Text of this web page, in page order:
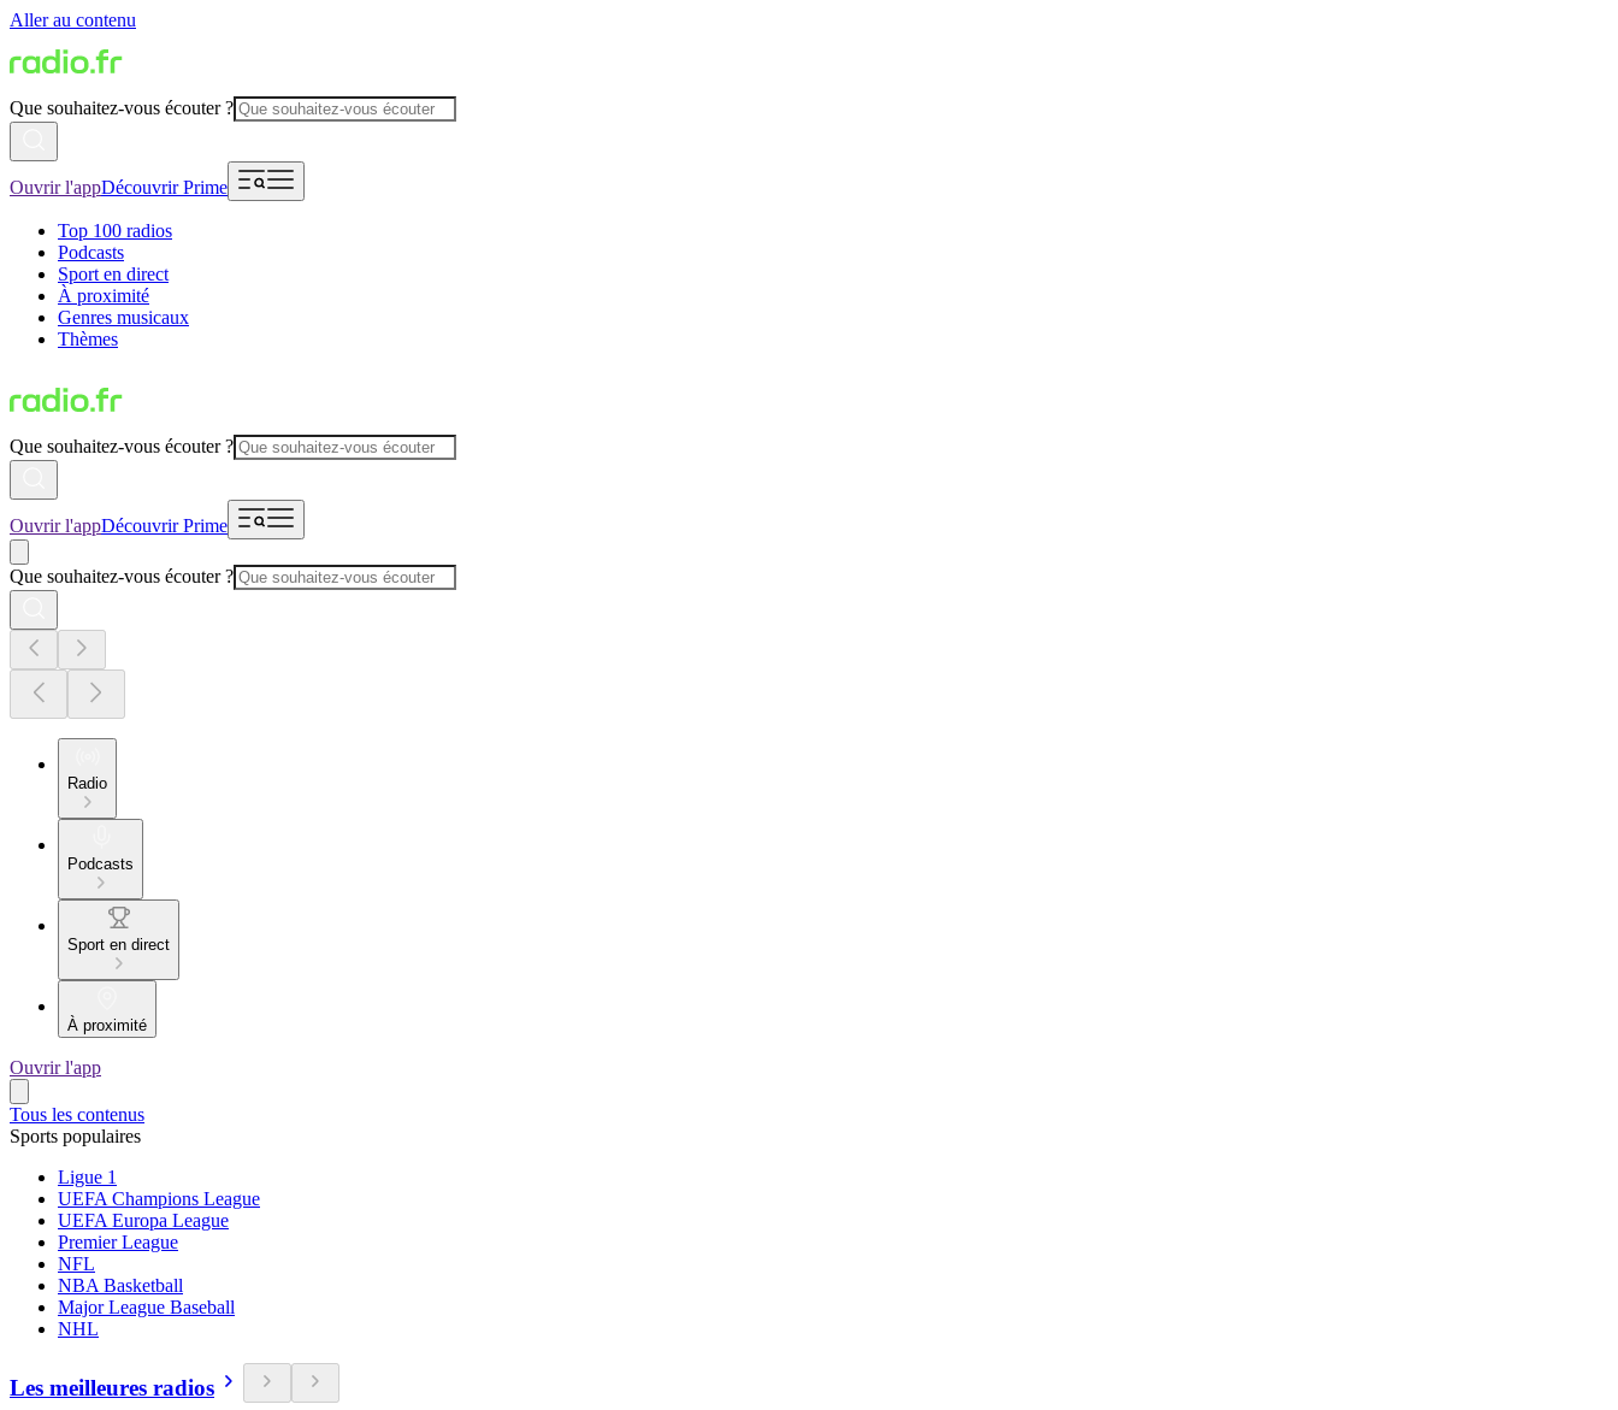
Aller au contenu
Que souhaitez-vous écouter ?
Ouvrir l'appDécouvrir Prime
Top 100 radios
Podcasts
Sport en direct
À proximité
Genres musicaux
Thèmes
Que souhaitez-vous écouter ?
Ouvrir l'appDécouvrir Prime
Que souhaitez-vous écouter ?
Radio
Podcasts
Sport en direct
À proximité
Ouvrir l'app
Tous les contenus
Sports populaires
Ligue 1
UEFA Champions League
UEFA Europa League
Premier League
NFL
NBA Basketball
Major League Baseball
NHL
Les meilleures radios